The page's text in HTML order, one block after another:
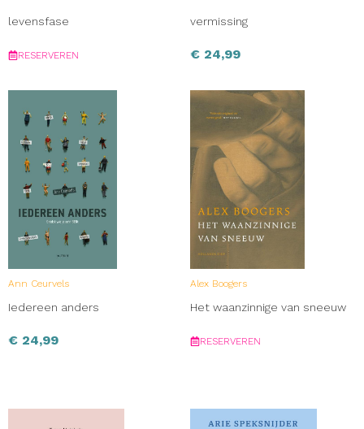
levensfase
RESERVEREN
vermissing
€ 24,99
Ann Ceurvels
Iedereen anders
€ 24,99
Alex Boogers
Het waanzinnige van sneeuw
RESERVEREN